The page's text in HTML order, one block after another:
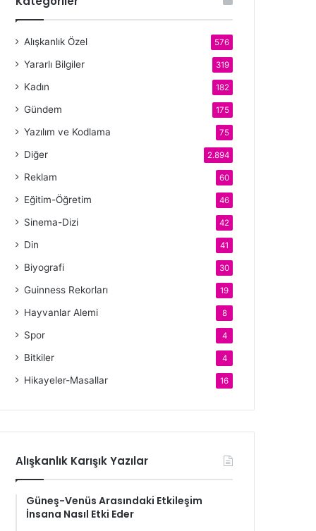
Alışkanlık Özel 576
Yararlı Bilgiler 319
Kadın 182
Gündem 175
Yazılım ve Kodlama 75
Diğer 2.894
Reklam 60
Eğitim-Öğretim 46
Sinema-Dizi 42
Din 41
Biyografi 30
Guinness Rekorları 19
Hayvanlar Alemi 8
Spor 4
Bitkiler 4
Hikayeler-Masallar 16
Alışkanlık Karışık Yazılar
Güneş-Venüs Arasındaki Etkileşim
İnsana Nasıl Etki Eder